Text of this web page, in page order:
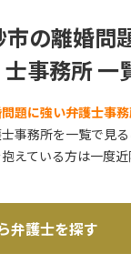
の離婚問
士事務所 一
題に強い弁護士事
事務所を一覧で見
えている方は一度
弁護士を探す